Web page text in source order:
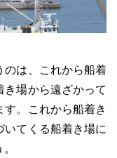
のは、これから船着
き場から遠ざかって
。これから船着き
いてくる船着き場に